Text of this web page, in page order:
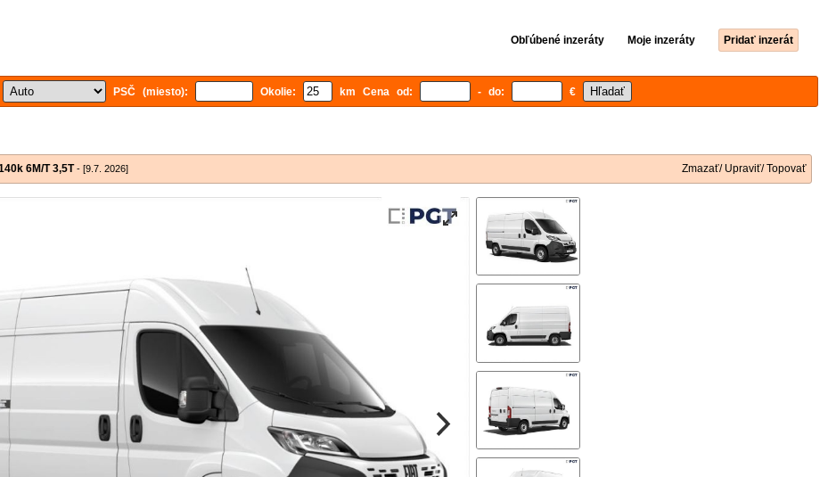
Obľúbené inzeráty Moje inzeráty Pridať inzerát
PSČ (miesto): Okolie: km Cena od: - do: €
6M/T 3,5T- [9.7. 2026] Zmazať/ Upraviť/ Topovať